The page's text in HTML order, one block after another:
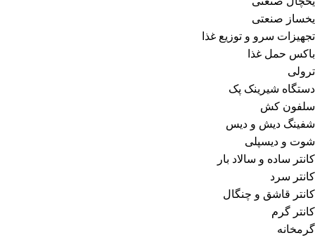
یخساز صنعتی
تجهیزات سرو و توزیع غذا
باکس حمل غذا
ترولی
دستگاه شیرینک پک
سلفون کش
شفینگ دیش و دیس
شوت و دیسپلی
کانتر ساده و سالاد بار
کانتر سرد
کانتر قاشق و چنگال
کانتر گرم
گرمخانه